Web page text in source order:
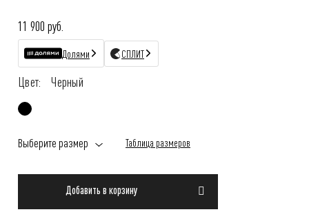
11 900 руб.
Долями СПЛИТ
Цвет: Черный
Выберите размер Таблица размеров
Добавить в корзину